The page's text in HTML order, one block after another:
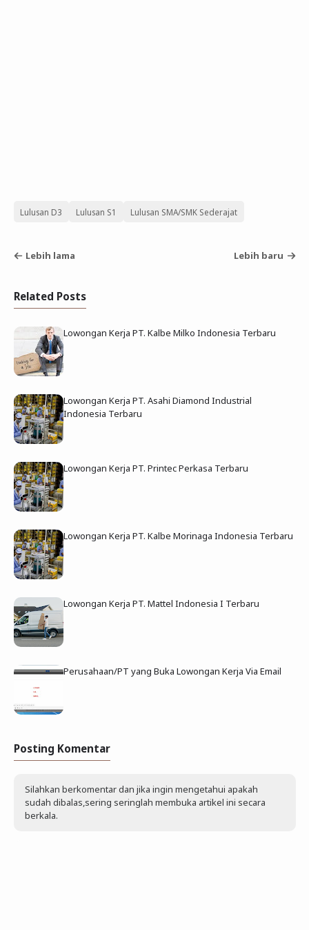
Lulusan D3 Lulusan S1 Lulusan SMA/SMK Sederajat
Lebih lama Lebih baru
Related Posts
Lowongan Kerja PT. Kalbe Milko Indonesia Terbaru
Lowongan Kerja PT. Asahi Diamond Industrial
Indonesia Terbaru
Lowongan Kerja PT. Printec Perkasa Terbaru
Lowongan Kerja PT. Kalbe Morinaga Indonesia Terbaru
Lowongan Kerja PT. Mattel Indonesia I Terbaru
Perusahaan/PT yang Buka Lowongan Kerja Via Email
Posting Komentar
Silahkan berkomentar dan jika ingin mengetahui apakah
sudah dibalas,sering seringlah membuka artikel ini secara
berkala.